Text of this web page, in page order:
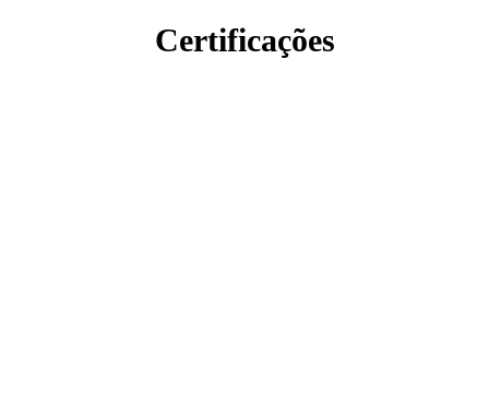
Certificações